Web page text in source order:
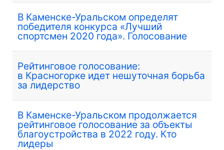
В Каменске-Уральском определят
победителя конкурса «Лучший
спортсмен 2020 года». Голосование
Рейтинговое голосование:
в Красногорке идет нешуточная борьба
за лидерство
В Каменске-Уральском продолжается
рейтинговое голосование за объекты
благоустройства в 2022 году. Кто
лидеры